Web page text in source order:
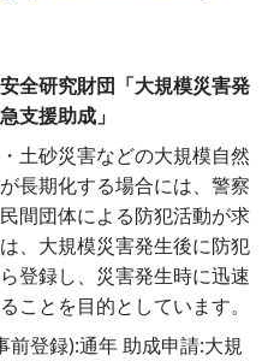
全研究財団「大規模災害発
支援助成」
土砂災害などの大規模自然
長期化する場合には、警察
間団体による防犯活動が求
、大規模災害発生後に防犯
登録し、災害発生時に迅速
ことを目的としています。
前登録):通年 助成申請:大規